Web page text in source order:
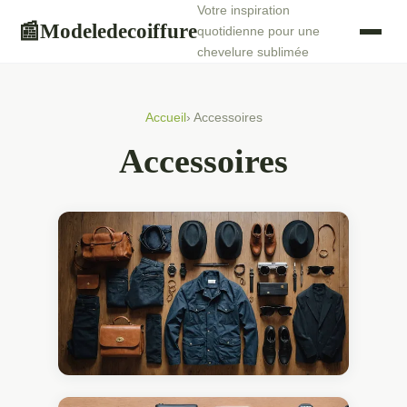
📰Modeledecoiffure
Votre inspiration
quotidienne pour une
chevelure sublimée
Accueil › Accessoires
Accessoires